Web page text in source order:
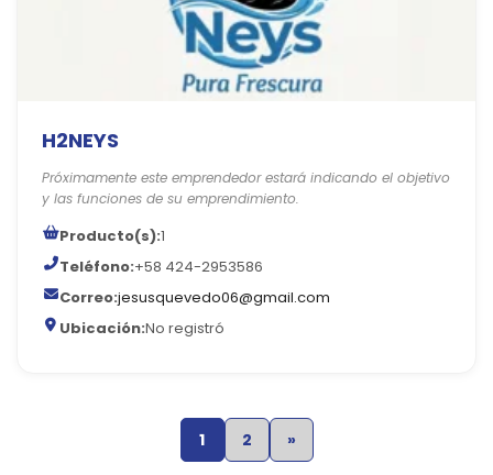
H2NEYS
Próximamente este emprendedor estará indicando el objetivo
y las funciones de su emprendimiento.
Producto(s):1
Teléfono:+58 424-2953586
Correo:jesusquevedo06@gmail.com
Ubicación:No registró
1 2 »